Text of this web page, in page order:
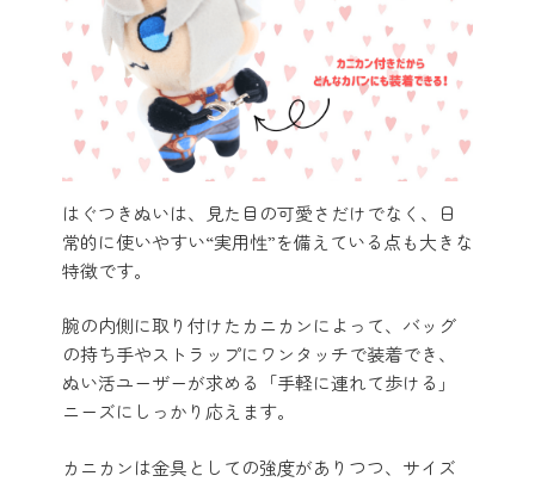
はぐつきぬいは、見た目の可愛さだけでなく、日
常的に使いやすい“実用性”を備えている点も大きな
特徴です。
腕の内側に取り付けたカニカンによって、バッグ
の持ち手やストラップにワンタッチで装着でき、
ぬい活ユーザーが求める「手軽に連れて歩ける」
ニーズにしっかり応えます。
カニカンは金具としての強度がありつつ、サイズ